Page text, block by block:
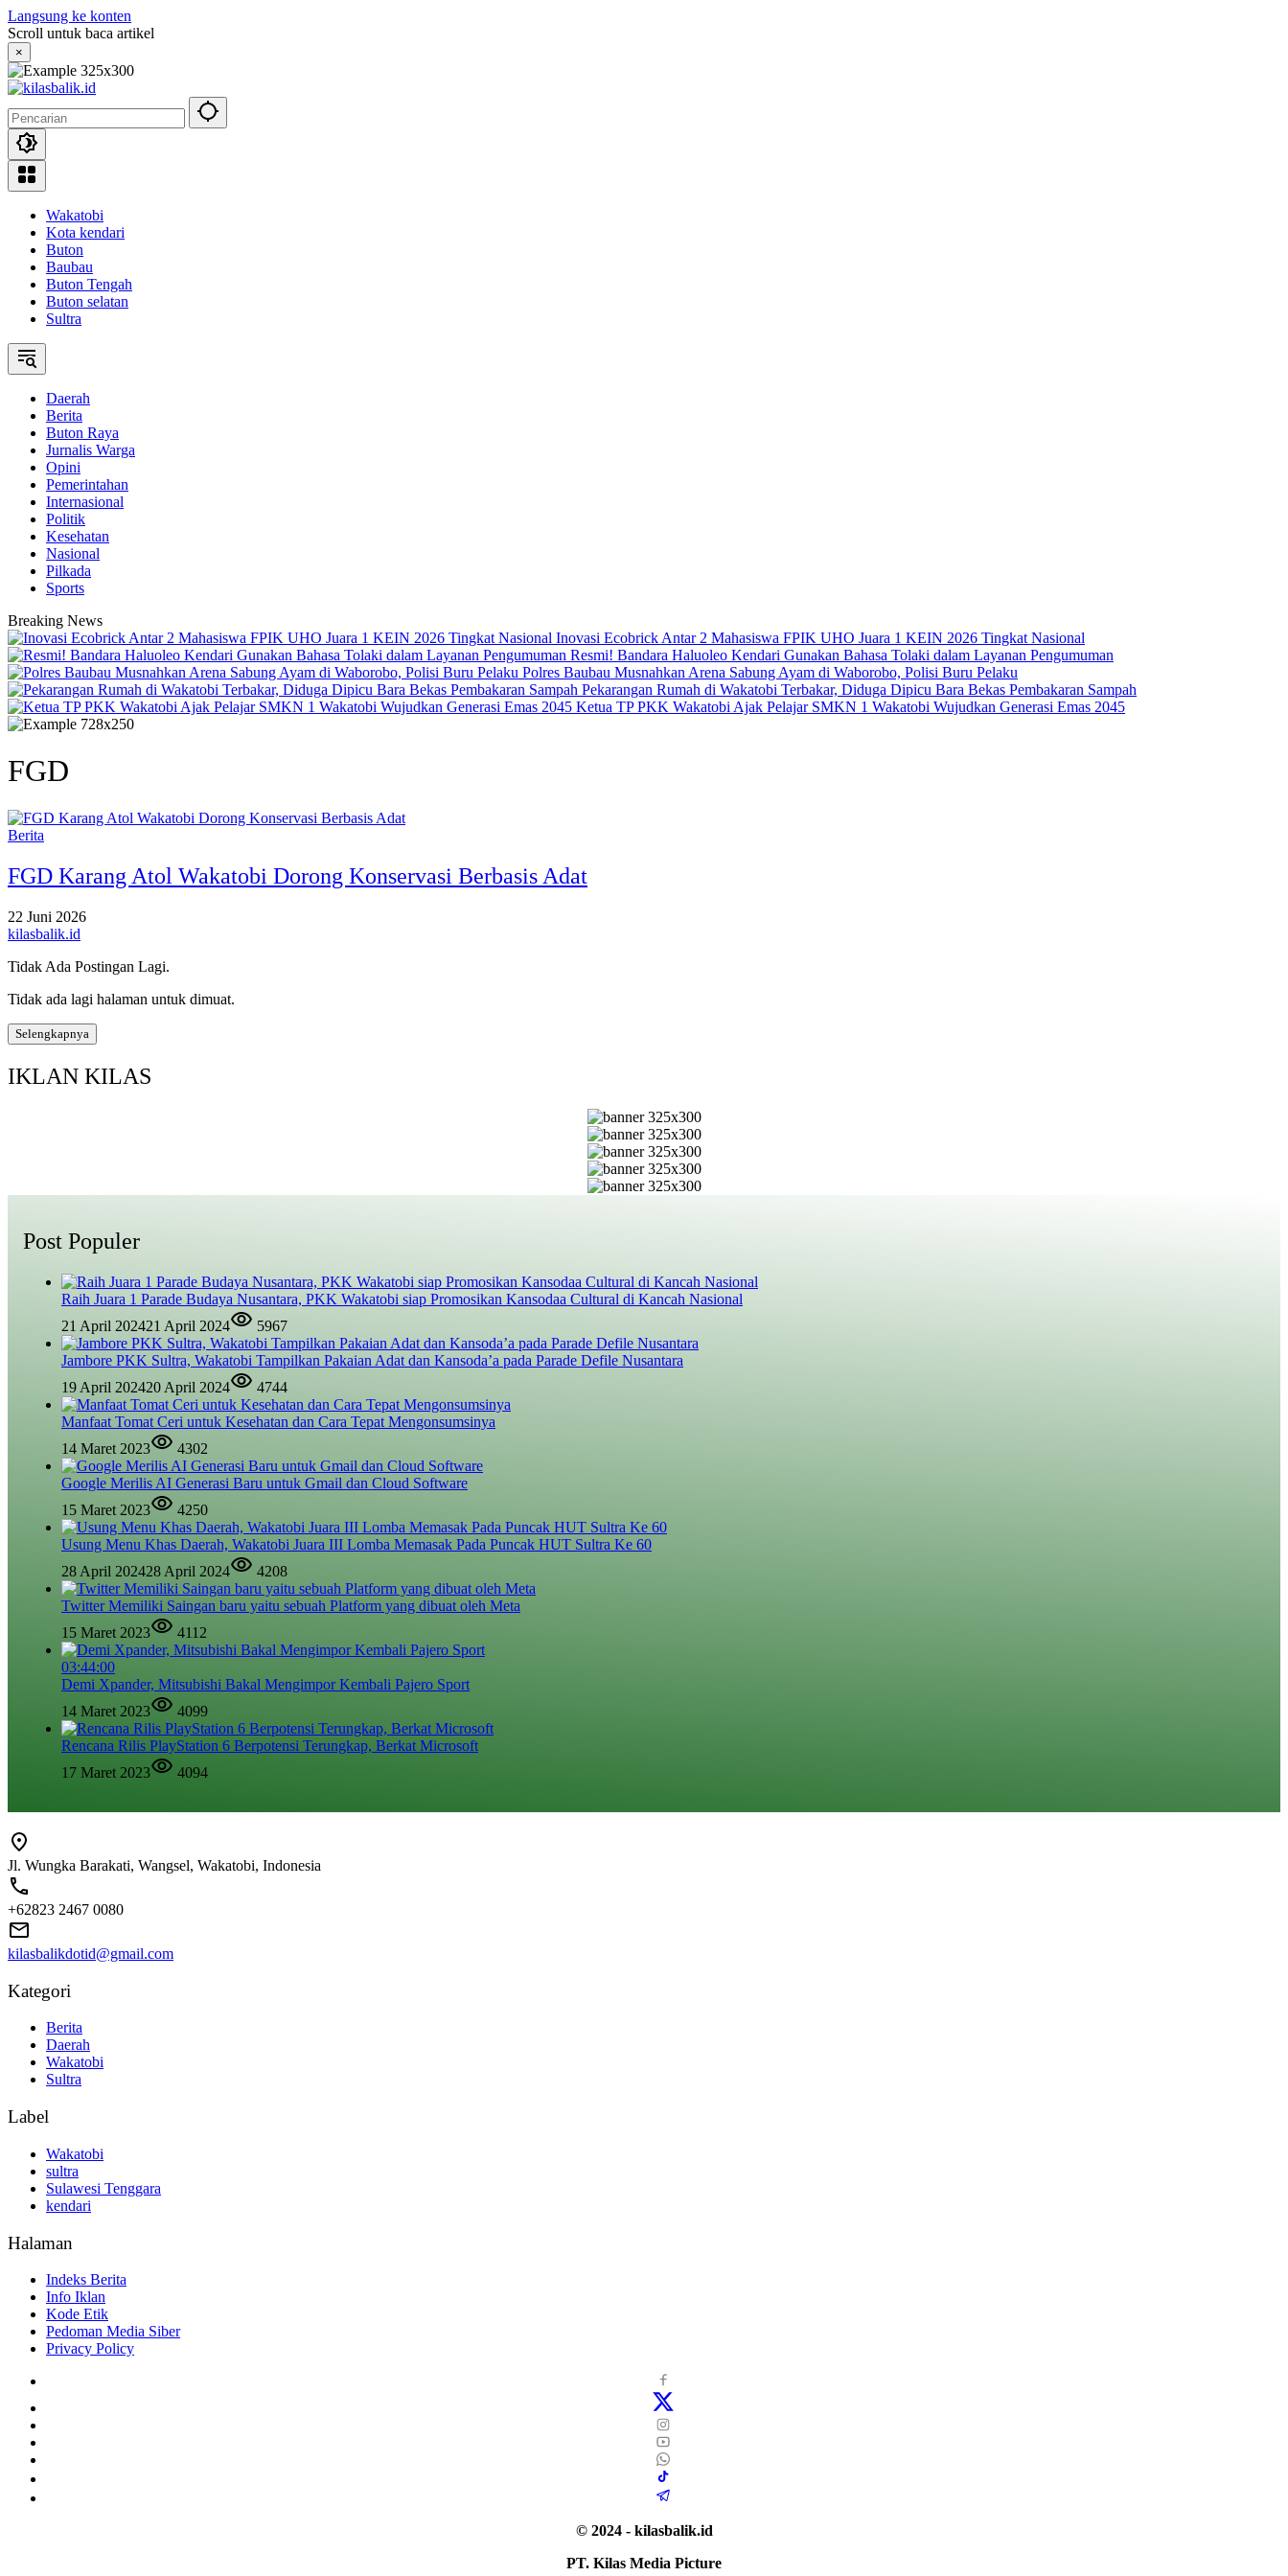
Langsung ke konten
Scroll untuk baca artikel
×
Wakatobi
Kota kendari
Buton
Baubau
Buton Tengah
Buton selatan
Sultra
Daerah
Berita
Buton Raya
Jurnalis Warga
Opini
Pemerintahan
Internasional
Politik
Kesehatan
Nasional
Pilkada
Sports
Breaking News
Inovasi Ecobrick Antar 2 Mahasiswa FPIK UHO Juara 1 KEIN 2026 Tingkat Nasional
Resmi! Bandara Haluoleo Kendari Gunakan Bahasa Tolaki dalam Layanan Pengumuman
Polres Baubau Musnahkan Arena Sabung Ayam di Waborobo, Polisi Buru Pelaku
Pekarangan Rumah di Wakatobi Terbakar, Diduga Dipicu Bara Bekas Pembakaran Sampah
Ketua TP PKK Wakatobi Ajak Pelajar SMKN 1 Wakatobi Wujudkan Generasi Emas 2045
FGD
Berita
FGD Karang Atol Wakatobi Dorong Konservasi Berbasis Adat
22 Juni 2026
kilasbalik.id
Tidak Ada Postingan Lagi.
Tidak ada lagi halaman untuk dimuat.
Selengkapnya
IKLAN KILAS
Post Populer
Raih Juara 1 Parade Budaya Nusantara, PKK Wakatobi siap Promosikan Kansodaa Cultural di Kancah Nasional
21 April 202421 April 2024 5967
Jambore PKK Sultra, Wakatobi Tampilkan Pakaian Adat dan Kansoda’a pada Parade Defile Nusantara
19 April 202420 April 2024 4744
Manfaat Tomat Ceri untuk Kesehatan dan Cara Tepat Mengonsumsinya
14 Maret 2023
4302
Google Merilis AI Generasi Baru untuk Gmail dan Cloud Software
15 Maret 2023
4250
Usung Menu Khas Daerah, Wakatobi Juara III Lomba Memasak Pada Puncak HUT Sultra Ke 60
28 April 202428 April 2024 4208
Twitter Memiliki Saingan baru yaitu sebuah Platform yang dibuat oleh Meta
15 Maret 2023
4112
03:44:00
Demi Xpander, Mitsubishi Bakal Mengimpor Kembali Pajero Sport
14 Maret 2023
4099
Rencana Rilis PlayStation 6 Berpotensi Terungkap, Berkat Microsoft
17 Maret 2023
4094
Jl. Wungka Barakati, Wangsel, Wakatobi, Indonesia
+62823 2467 0080
kilasbalikdotid@gmail.com
Kategori
Berita
Daerah
Wakatobi
Sultra
Label
Wakatobi
sultra
Sulawesi Tenggara
kendari
Halaman
Indeks Berita
Info Iklan
Kode Etik
Pedoman Media Siber
Privacy Policy
© 2024 - kilasbalik.id
PT. Kilas Media Picture